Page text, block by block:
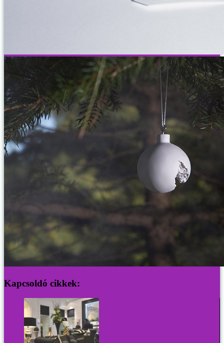
Kapcsoldó cikkek: